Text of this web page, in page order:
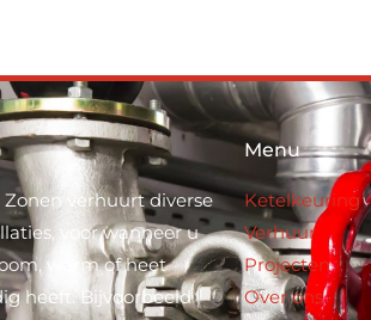
Zonen verhuurt diverse
voor wanneer u
warm of heet
heeft. Bijvoorbeeld
Menu
Ketelkeuring
Verhuur
Projecten
Over ons